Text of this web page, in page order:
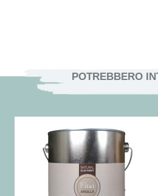
POTREBBERO